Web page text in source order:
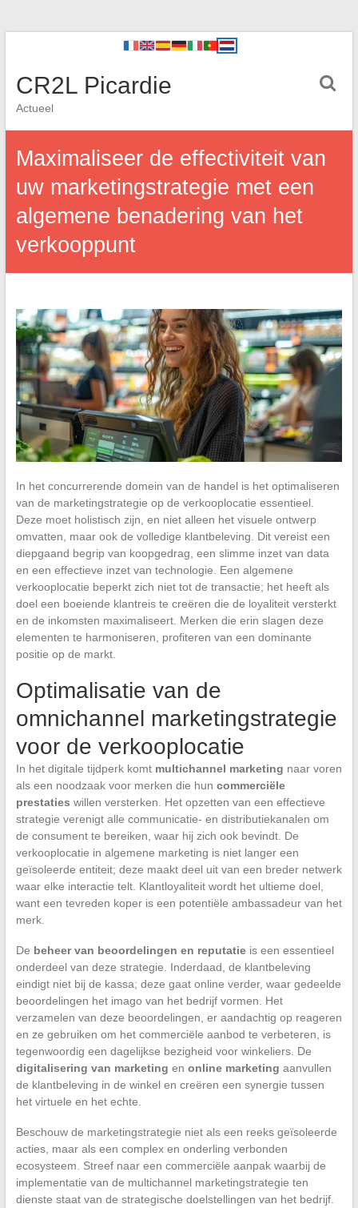
CR2L Picardie
Actueel
Maximaliseer de effectiviteit van
uw marketingstrategie met een
algemene benadering van het
verkooppunt
In het concurrerende domein van de handel is het optimaliseren
van de marketingstrategie op de verkooplocatie essentieel.
Deze moet holistisch zijn, en niet alleen het visuele ontwerp
omvatten, maar ook de volledige klantbeleving. Dit vereist een
diepgaand begrip van koopgedrag, een slimme inzet van data
en een effectieve inzet van technologie. Een algemene
verkooplocatie beperkt zich niet tot de transactie; het heeft als
doel een boeiende klantreis te creëren die de loyaliteit versterkt
en de inkomsten maximaliseert. Merken die erin slagen deze
elementen te harmoniseren, profiteren van een dominante
positie op de markt.
Optimalisatie van de
omnichannel marketingstrategie
voor de verkooplocatie
In het digitale tijdperk komt multichannel marketing naar voren
als een noodzaak voor merken die hun commerciële
prestaties willen versterken. Het opzetten van een effectieve
strategie verenigt alle communicatie- en distributiekanalen om
de consument te bereiken, waar hij zich ook bevindt. De
verkooplocatie in algemene marketing is niet langer een
geïsoleerde entiteit; deze maakt deel uit van een breder netwerk
waar elke interactie telt. Klantloyaliteit wordt het ultieme doel,
want een tevreden koper is een potentiële ambassadeur van het
merk.
De beheer van beoordelingen en reputatieis een essentieel
onderdeel van deze strategie. Inderdaad, de klantbeleving
eindigt niet bij de kassa; deze gaat online verder, waar gedeelde
beoordelingen het imago van het bedrijf vormen. Het
verzamelen van deze beoordelingen, er aandachtig op reageren
en ze gebruiken om het commerciële aanbod te verbeteren, is
tegenwoordig een dagelijkse bezigheid voor winkeliers. De
digitalisering van marketing en online marketing aanvullen
de klantbeleving in de winkel en creëren een synergie tussen
het virtuele en het echte.
Beschouw de marketingstrategie niet als een reeks geïsoleerde
acties, maar als een complex en onderling verbonden
ecosysteem. Streef naar een commerciële aanpak waarbij de
implementatie van de multichannel marketingstrategie ten
dienste staat van de strategische doelstellingen van het bedrijf.